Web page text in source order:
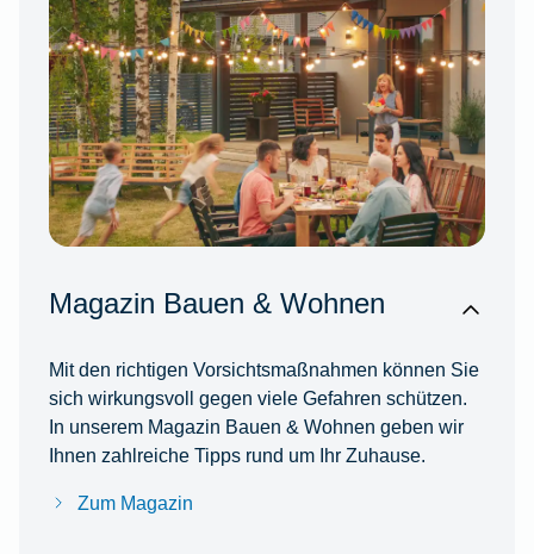
Magazin Bauen & Wohnen
Mit den richtigen Vorsichtsmaßnahmen können Sie
sich wirkungsvoll gegen viele Gefahren schützen.
In unserem Magazin Bauen & Wohnen geben wir
Ihnen zahlreiche Tipps rund um Ihr Zuhause.
Zum Magazin